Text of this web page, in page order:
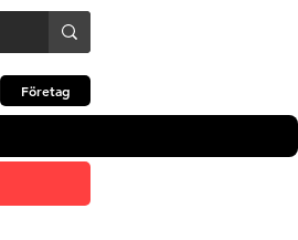
Företag